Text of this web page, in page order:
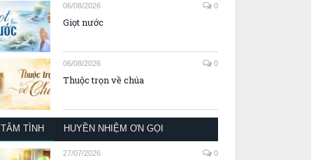
06/08/2026 0
Giọt nước
06/08/2026 0
Thuộc trọn về chúa
TÂM TÌNH HUYỀN NHIỆM ƠN GỌI
27/07/2026 0